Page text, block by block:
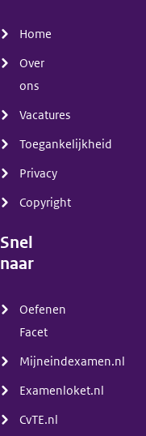
Home
Over
ons
Vacatures
Toegankelijkheid
Privacy
Copyright
Snel
naar
Oefenen
Facet
Mijneindexamen.nl
Examenloket.nl
CvTE.nl